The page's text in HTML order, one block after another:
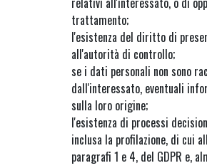
trattamento;
l'esistenza del diritto di
all'autorità di controllo;
se i dati personali non sono
dall'interessato, eventuali
sulla loro origine;
l'esistenza di processi
inclusa la profilazione, di cui
paragrafi 1 e 4, del GDPR e,